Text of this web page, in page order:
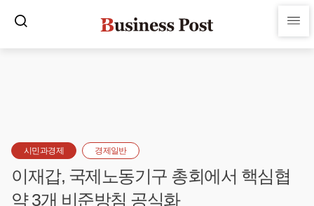
시민과경제 경제일반
이재갑, 국제노동기구 총회에서 핵심협
약 3개 비준방침 공식화